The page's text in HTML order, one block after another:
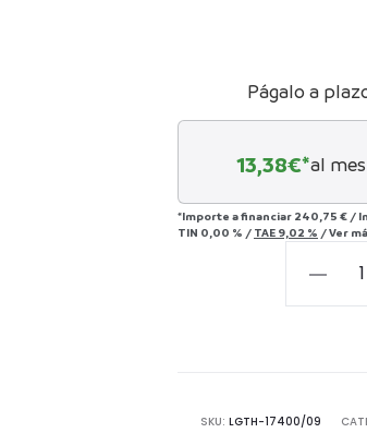
Págalo a
13,38€*al
*Importe a financiar 240,75 € /
TIN 0,00 % / TAE 9,02 % /Ver
Gris
SKU: LGTH-17400/09